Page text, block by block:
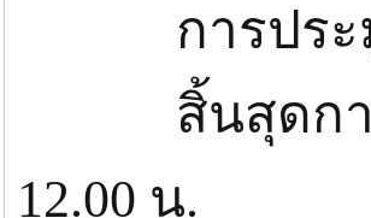
การประมูล
สิ้นสุดการป
12.00 น.